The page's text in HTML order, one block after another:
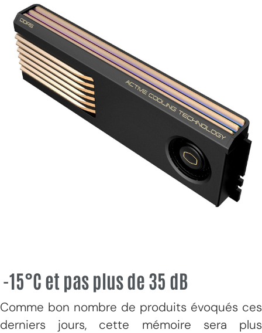
-15°C et pas plus de 35 dB
Comme bon nombre de produits évoqués ces
derniers jours, cette mémoire sera plus